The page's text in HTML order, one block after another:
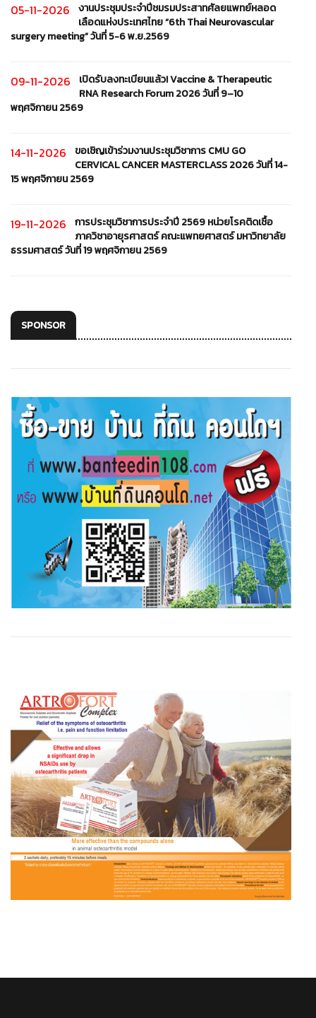
05-11-2026
งานประชุมประจำปีชมรมประสาทศัลยแพทย์หลอด
เลือดแห่งประเทศไทย “6th Thai Neurovascular
surgery meeting” วันที่ 5-6 พ.ย.2569
09-11-2026
เปิดรับลงทะเบียนแล้ว! Vaccine & Therapeutic
RNA Research Forum 2026 วันที่ 9–10
พฤศจิกายน 2569
14-11-2026
ขอเชิญเข้าร่วมงานประชุมวิชาการ CMU GO
CERVICAL CANCER MASTERCLASS 2026 วันที่ 14-
15 พฤศจิกายน 2569
19-11-2026
การประชุมวิชาการประจำปี 2569 หน่วยโรคติดเชื้อ
ภาควิชาอายุรศาสตร์ คณะแพทยศาสตร์ มหาวิทยาลัย
ธรรมศาสตร์ วันที่ 19 พฤศจิกายน 2569
SPONSOR